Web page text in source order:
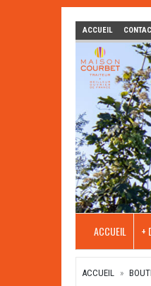
ACCUEIL
ACCUEIL +
ACCUEIL